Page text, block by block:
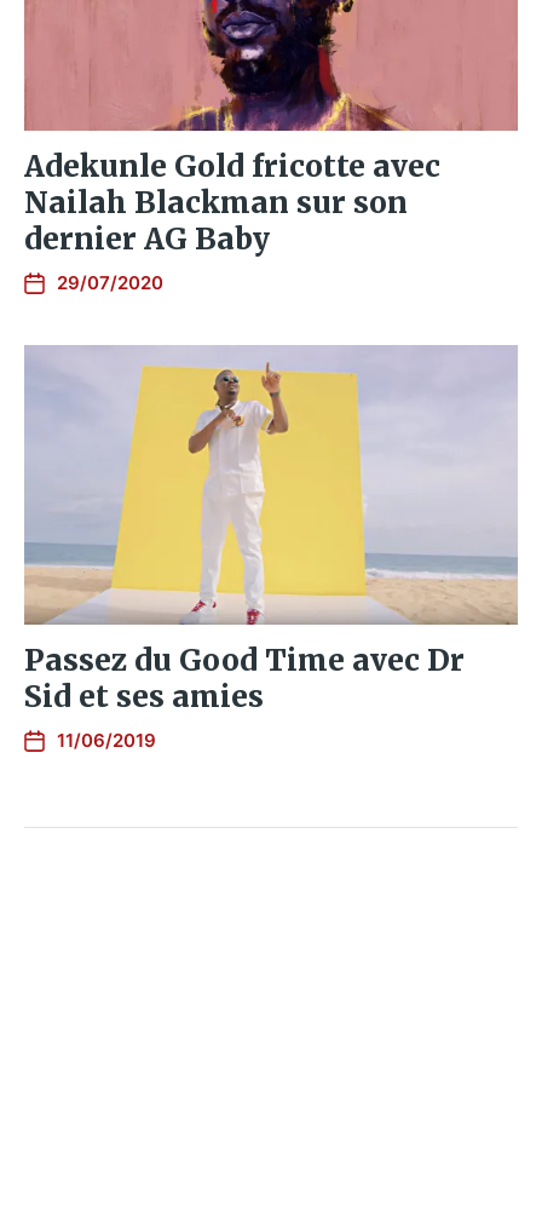
Adekunle Gold fricotte avec
Nailah Blackman sur son
dernier AG Baby
29/07/2020
Passez du Good Time avec Dr
Sid et ses amies
11/06/2019